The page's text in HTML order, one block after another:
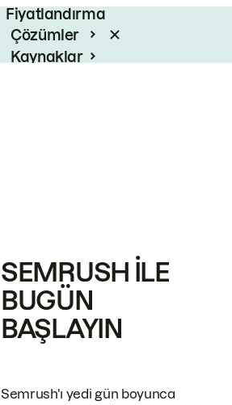
Fiyatlandırma
Çözümler
Kaynaklar
SEMRUSH ILE
BUGÜN
BAŞLAYIN
Semrush'ı yedi gün boyunca